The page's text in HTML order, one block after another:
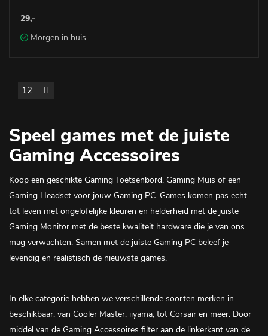
29,-
Morgen in huis
Speel games met de juiste
Gaming Accessoires
Koop een geschikte Gaming Toetsenbord, Gaming Muis of een
Gaming Headset voor jouw Gaming PC. Games komen pas echt
tot leven met ongelofelijke kleuren en helderheid met de juiste
Gaming Monitor met de beste kwaliteit hardware die je van ons
mag verwachten. Samen met de juiste Gaming PC beleef je
levendig en realistisch de nieuwste games.
In elke categorie hebben we verschillende soorten merken in
beschikbaar, van Cooler Master, iiyama, tot Corsair en meer. Door
middel van de Gaming Accessoires filter aan de linkerkant van de